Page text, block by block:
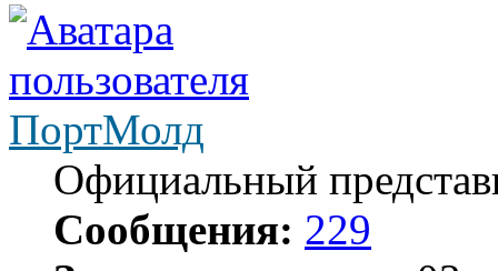
ПортМолд
Официальный
Сообщения: 229